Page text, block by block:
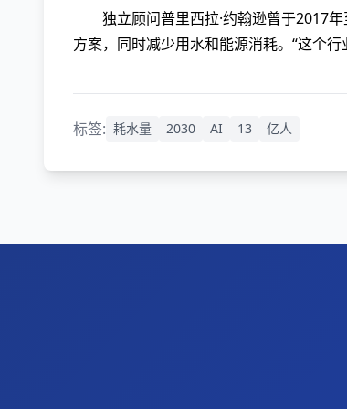
独立顾问普里西拉·约翰逊曾于2017
方案，同时减少用水和能源消耗。“这个
标签: 耗水量 2030 AI 13 亿人